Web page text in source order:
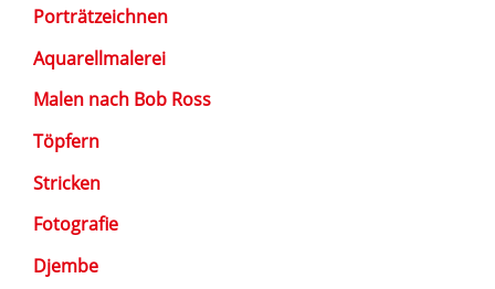
Porträtzeichnen
Aquarellmalerei
Malen nach Bob Ross
Töpfern
Stricken
Fotografie
Djembe